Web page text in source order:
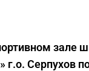
зале
Серпухов